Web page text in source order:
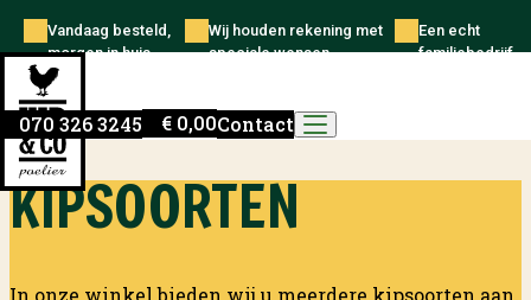
Skip to content
Vandaag besteld,
morgen in huis
Wij houden rekening met
speciale wensen
Een echt
familiebedrijf
Kip en Co Poelier
070 326 3245 € 0,00Contact
KIPSOORTEN
In onze winkel bieden wij u meerdere kipsoorten aan.